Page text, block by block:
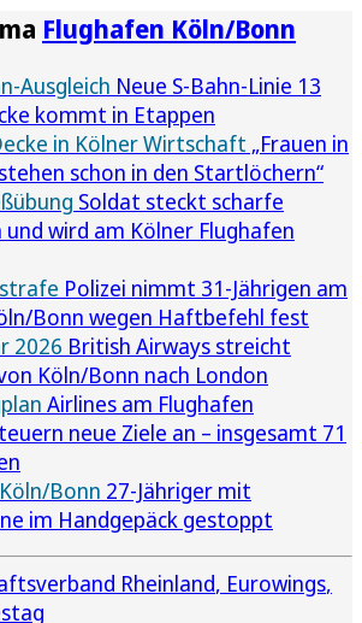
Flughafen Köln/Bonn
Ausgleich Neue S-Bahn-Linie 13
kommt in Etappen
in Kölner Wirtschaft „Frauen in
schon in den Startlöchern“
Soldat steckt scharfe
wird am Kölner Flughafen
Polizei nimmt 31-Jährigen am
Bonn wegen Haftbefehl fest
2026 British Airways streicht
Köln/Bonn nach London
Airlines am Flughafen
neue Ziele an – insgesamt 71
Bonn 27-Jähriger mit
im Handgepäck gestoppt
Rheinland Eurowings